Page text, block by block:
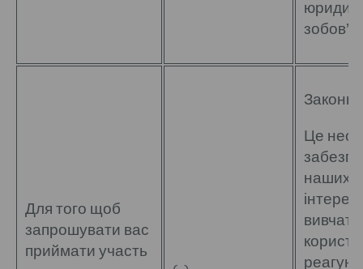
Для того щоб
запрошувати вас
приймати участь
Це
наших